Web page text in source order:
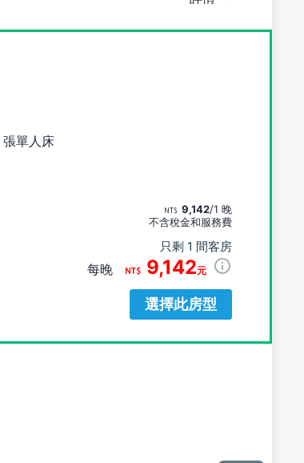
單人床
9,142/1 晚
不含稅金和服務費
只剩 1 間客房
每晚 9,142元
選擇此房型